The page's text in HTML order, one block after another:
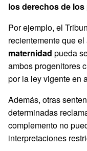
los derechos de
Por ejemplo, el
recientemente que
maternidad pueda
ambos progenitores
por la ley vigente en
Además, otras
determinadas
complemento no
interpretaciones